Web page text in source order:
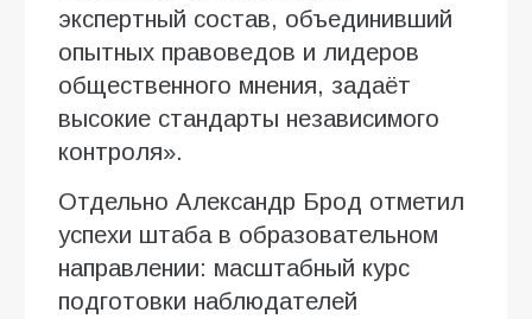
экспертный состав, объединивший
опытных правоведов и лидеров
общественного мнения, задаёт
высокие стандарты независимого
контроля».
Отдельно Александр Брод отметил
успехи штаба в образовательном
направлении: масштабный курс
подготовки наблюдателей